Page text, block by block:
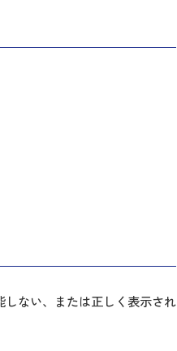
ない、または正しく表示され